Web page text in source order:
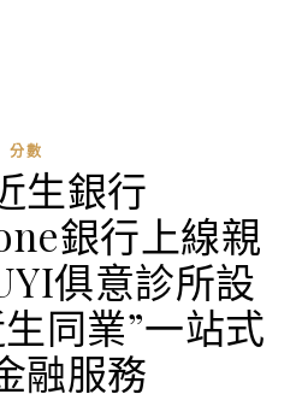
分數
生銀行
銀行上線親
俱意診所設
同業”一站式
融服務